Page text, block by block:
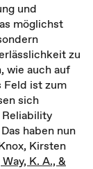
und
möglichst
zu
wie auch auf
Feld ist zum
sich
haben nun
Kirsten
K. A., &